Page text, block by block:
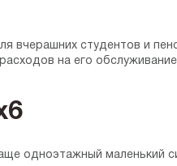
вчерашних студентов и
на его
одноэтажный маленький